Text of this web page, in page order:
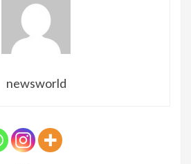
newsworld